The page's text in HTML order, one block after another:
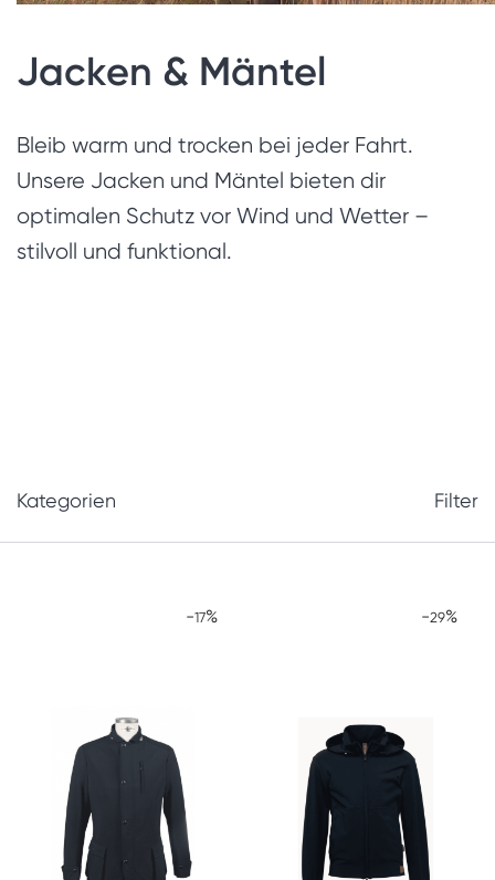
Jacken & Mäntel
Bleib warm und trocken bei jeder Fahrt.
Unsere Jacken und Mäntel bieten dir
optimalen Schutz vor Wind und Wetter –
stilvoll und funktional.
Kategorien Filter
-17% -29%